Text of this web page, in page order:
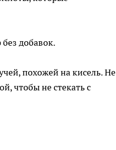
добавок.
похожей на кисель. Не
чтобы не стекать с